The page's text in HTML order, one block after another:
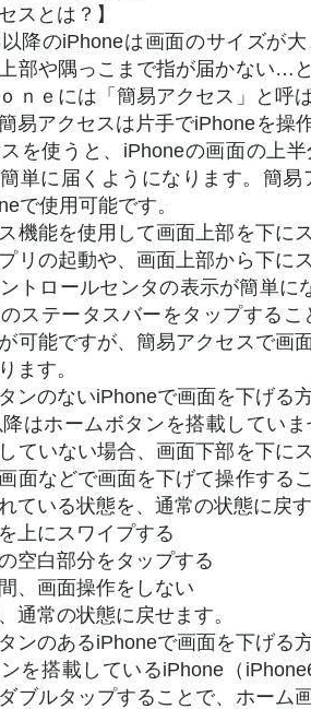
スとは？】
降のiPhoneは画面のサイズが
部や隅っこまで指が届かない…
ｎｅには「簡易アクセス」と呼
易アクセスは片手でiPhoneを操
を使うと、iPhoneの画面の上
単に届くようになります。簡
で使用可能です。
機能を使用して画面上部を下に
リの起動や、画面上部から下に
トロールセンタの表示が簡単に
ステータスバーをタップする
可能ですが、簡易アクセスで画
ます。
タンのないiPhoneで画面を下げる
はホームボタンを搭載してい
ていない場合、画面下部を下に
面などで画面を下げて操作する
ている状態を、通常の状態に戻
上にスワイプする
空白部分をタップする
、画面操作をしない
通常の状態に戻せます。
タンのあるiPhoneで画面を下げる
を搭載しているiPhone（
ブルタップすることで、ホーム